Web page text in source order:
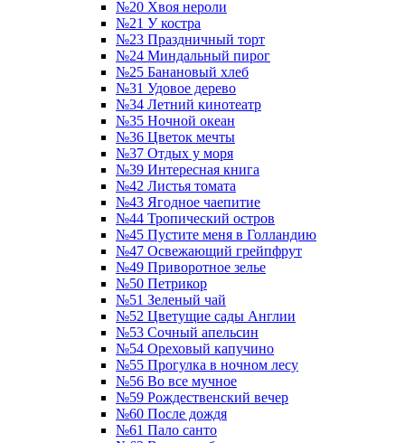
№20 Хвоя нероли
№21 У костра
№23 Праздничный торт
№24 Миндальный пирог
№25 Банановый хлеб
№31 Удовое дерево
№34 Летний кинотеатр
№35 Ночной океан
№36 Цветок мечты
№37 Отдых у моря
№39 Интересная книга
№42 Листья томата
№43 Ягодное чаепитие
№44 Тропический остров
№45 Пустите меня в Голландию
№47 Освежающий грейпфрут
№49 Приворотное зелье
№50 Петрикор
№51 Зеленый чай
№52 Цветущие сады Англии
№53 Сочный апельсин
№54 Ореховый капучино
№55 Прогулка в ночном лесу
№56 Во все мучное
№59 Рождественский вечер
№60 После дождя
№61 Пало санто